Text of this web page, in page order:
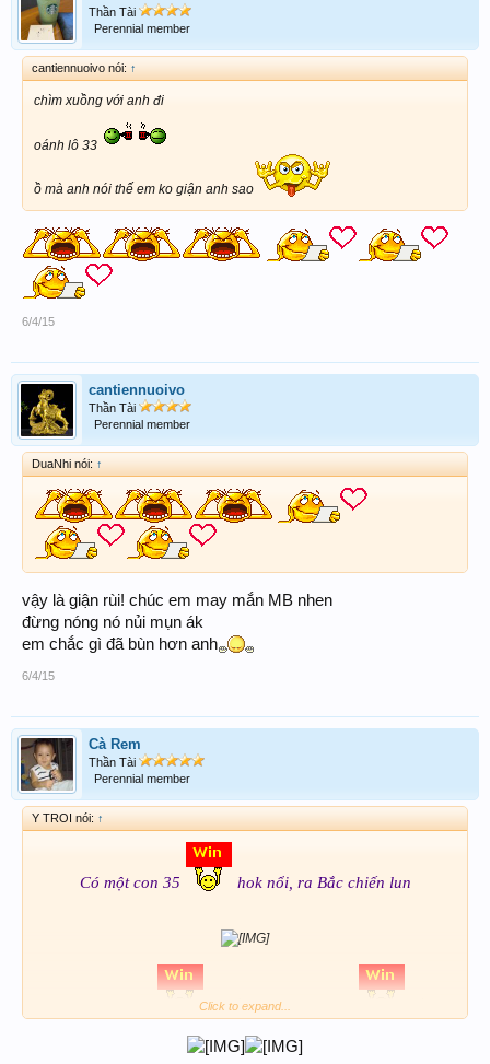
Thần Tài
Perennial member
cantiennuoivo nói: ↑
chìm xuồng với anh đi
oánh lô 33
ồ mà anh nói thế em ko giận anh sao
6/4/15
cantiennuoivo
Thần Tài
Perennial member
DuaNhi nói: ↑
vậy là giận rùi! chúc em may mắn MB nhen
đừng nóng nó nủi mụn ák
em chắc gì đã bùn hơn anh
6/4/15
Cà Rem
Thần Tài
Perennial member
Y TROI nói: ↑
Có một con 35 hok nổi, ra Bắc chiến lun
và cầu mong ai chưa
Click to expand...